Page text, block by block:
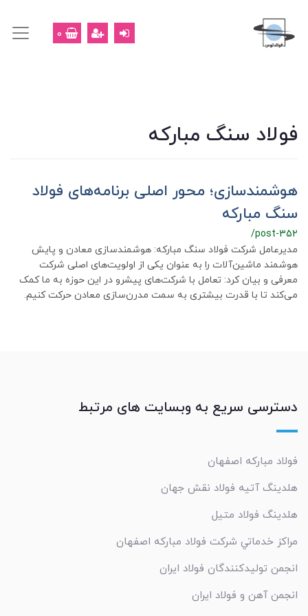
0
فولاد سنگ مبارکه
هوشمندسازی؛ محور اصلی برنامه‌های فولاد
سنگ مبارکه
/post-352
مدیرعامل شرکت فولاد سنگ مبارکه: هوشمندسازی معادن و پایش
هوشمند ماشین‌آلات را به عنوان یکی از اولویت‌های اصلی شرکت
معرفی و بیان کرد: تعامل با شرکت‌های پیشرو در این حوزه به ما کمک
می‌کند تا با قدرت بیشتری به سمت مدرن‌سازی معادن حرکت کنیم.
دسترسی سریع به وبسایت های مرتبط
فولاد مبارکه اصفهان
هلدینگ آتیه فولاد نقش جهان
هلدینگ فولاد متیل
مراکز خدماتي شرکت فولاد مبارکه اصفهان
انجمن تولیدکنندگان فولاد ایران
انجمن آهن و فولاد ایران